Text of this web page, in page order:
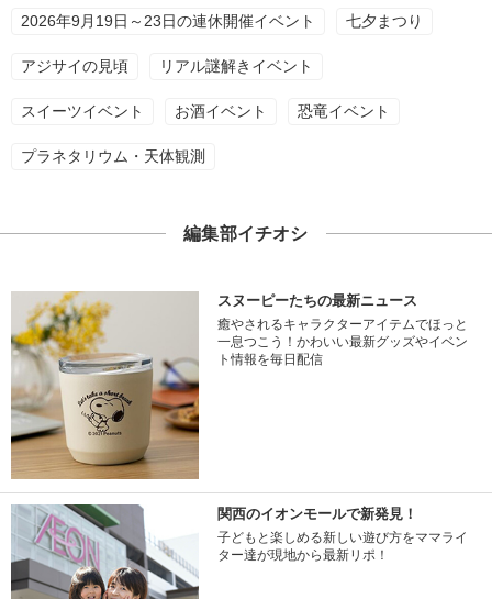
2026年9月19日～23日の連休開催イベント 七夕まつり
アジサイの見頃 リアル謎解きイベント
スイーツイベント お酒イベント 恐竜イベント
プラネタリウム・天体観測
編集部イチオシ
スヌーピーたちの最新ニュース
癒やされるキャラクターアイテムでほっと
一息つこう！かわいい最新グッズやイベン
ト情報を毎日配信
関西のイオンモールで新発見！
子どもと楽しめる新しい遊び方をママライ
ター達が現地から最新リポ！